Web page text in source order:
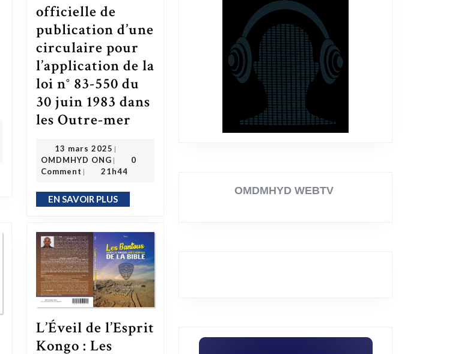
officielle de
publication d’une
circulaire pour
l’application de la
loi n° 83-550 du
30 juin 1983 dans
les Outre-mer
13 mars 2025 13 mars 2025
|
OMDMHYD ONG
OMDMHYD ONG
|
0
Comment | 21h44
EN SAVOIR PLUSEN SAVOIR PLUS
L’Éveil de l’Esprit
Kongo : Les
OMDMHYD WEBTV